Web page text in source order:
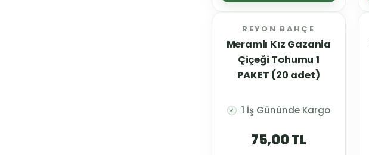
REYON BAHÇE
Meramlı Kız Gazania
Çiçeği Tohumu 1
PAKET (20 adet)
✓ 1 İş Gününde Kargo
75,00 TL